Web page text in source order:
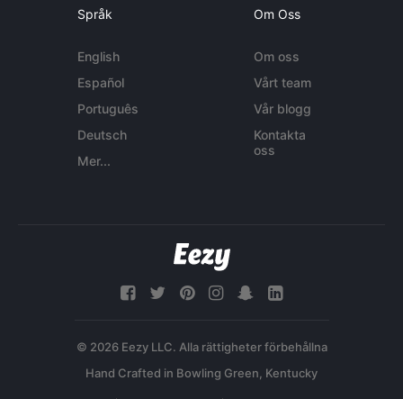
Språk
English
Español
Português
Deutsch
Mer...
Om Oss
Om oss
Vårt team
Vår blogg
Kontakta
oss
© 2026 Eezy LLC. Alla rättigheter förbehållna